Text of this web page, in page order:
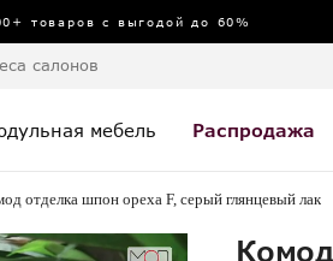
товаров с выгодой до 60%
салонов
мебель Распродажа
отделка шпон ореха F, серый глянцевый лак